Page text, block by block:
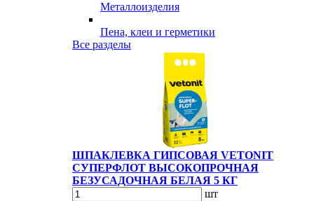
Металлоизделия
Пена, клеи и герметики
Все разделы
ШПАКЛЕВКА ГИПСОВАЯ VETONIT
СУПЕРФЛОТ ВЫСОКОПРОЧНАЯ
БЕЗУСАДОЧНАЯ БЕЛАЯ 5 КГ
шт